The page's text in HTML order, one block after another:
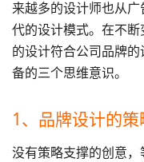
来越多的设计师也从
代的设计模式。在不
的设计符合公司品牌
备的三个思维意识。
1、品牌设计的策
没有策略支撑的创意，